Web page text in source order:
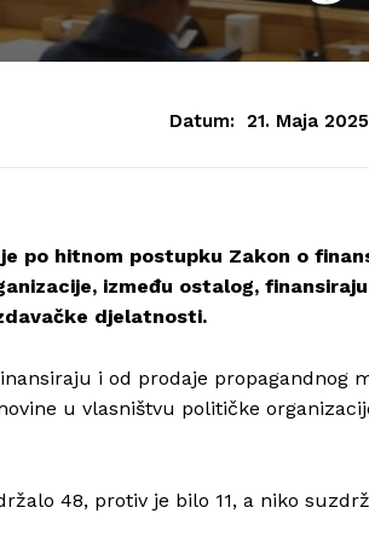
Datum: 21. Maja
po hitnom postupku Zakon o
između ostalog,
djelatnosti.
i od prodaje propagandnog
u vlasništvu političke
48, protiv je bilo 11, a niko